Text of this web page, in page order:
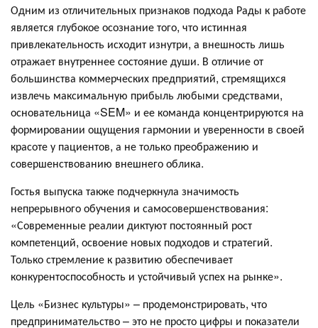
Одним из отличительных признаков подхода Рады к работе
является глубокое осознание того, что истинная
привлекательность исходит изнутри, а внешность лишь
отражает внутреннее состояние души. В отличие от
большинства коммерческих предприятий, стремящихся
извлечь максимальную прибыль любыми средствами,
основательница «SEM» и ее команда концентрируются на
формировании ощущения гармонии и уверенности в своей
красоте у пациентов, а не только преображению и
совершенствованию внешнего облика.
Гостья выпуска также подчеркнула значимость
непрерывного обучения и самосовершенствования:
«Современные реалии диктуют постоянный рост
компетенций, освоение новых подходов и стратегий.
Только стремление к развитию обеспечивает
конкурентоспособность и устойчивый успех на рынке».
Цель «Бизнес культуры» – продемонстрировать, что
предпринимательство – это не просто цифры и показатели